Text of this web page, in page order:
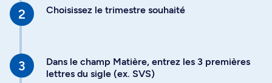
Choisissez le trimestre souhaité
Dans le champ Matière, entrez les 3 premières
lettres du sigle (ex. SVS)